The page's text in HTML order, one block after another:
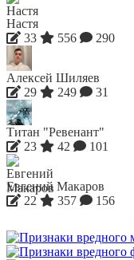
Настя
33
556 290
Алексей Шиляев
29
249 31
Титан "Ревенант"
23
42 101
Евгений Макаров
22
357
156